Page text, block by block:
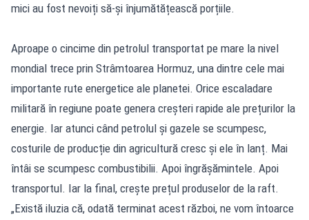
mici au fost nevoiți să-și înjumătățească porțiile.
Aproape o cincime din petrolul transportat pe mare la nivel
mondial trece prin Strâmtoarea Hormuz, una dintre cele mai
importante rute energetice ale planetei. Orice escaladare
militară în regiune poate genera creșteri rapide ale prețurilor la
energie. Iar atunci când petrolul și gazele se scumpesc,
costurile de producție din agricultură cresc și ele în lanț. Mai
întâi se scumpesc combustibilii. Apoi îngrășămintele. Apoi
transportul. Iar la final, crește prețul produselor de la raft.
„Există iluzia că, odată terminat acest război, ne vom întoarce